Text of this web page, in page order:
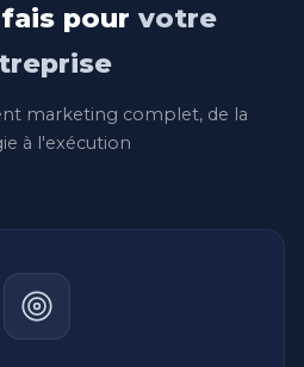
pour votre
marketing complet, de la
à l'exécution